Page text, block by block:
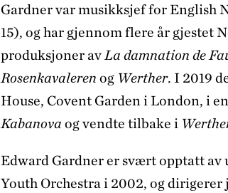
Gardner var musikksjef for English
15), og har gjennom flere år gjestet
produksjoner avLa damnation de
Rosenkavaleren og Werther. I 2019
House, Covent Garden i London, i
Kabanova og vendte tilbake i
Edward Gardner er svært opptatt
Youth Orchestra i 2002, og